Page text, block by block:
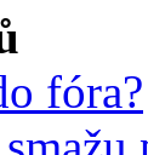
fóra?